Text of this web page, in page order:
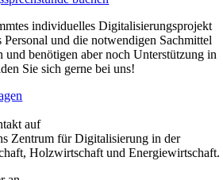
individuelles Digitalisierungsprojekt
Personal und die notwendigen Sachmittel
und benötigen aber noch Unterstützung in
Sie sich gerne bei uns!
auf
Zentrum für Digitalisierung in der
Holzwirtschaft und Energiewirtschaft.